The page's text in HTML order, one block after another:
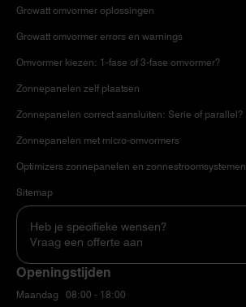
Growatt omvormer oplossingen
Growatt omvormer errors en warnings
Omvormer kiezen: 1-fase of 3-fase omvormer?
Zonnepanelen zelf plaatsen
Zonnepanelen correct aansluiten: Serie of parallel?
Zonnepanelen met micro-omvormers
Optimizers zonnepanelen en zonnestroomsystemen
Sitemap
Heb je specifieke wensen?
Vraag een offerte aan
Openingstijden
Maandag 08:00 - 18:00